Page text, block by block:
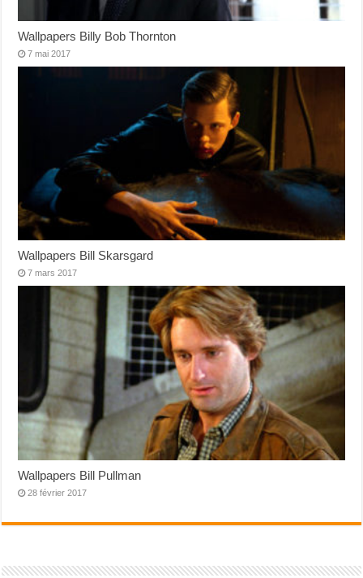
Wallpapers Billy Bob Thornton
7 mai 2017
Wallpapers Bill Skarsgard
7 mars 2017
Wallpapers Bill Pullman
28 février 2017